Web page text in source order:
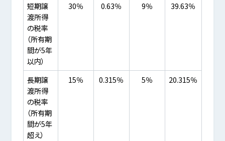
短期譲
渡所得
の税率
（所有期
間が5年
以内）
30％ 0.63％ 9％ 39.63％
長期譲
渡所得
の税率
（所有期
間が5年
超え）
15％ 0.315％ 5％ 20.315％